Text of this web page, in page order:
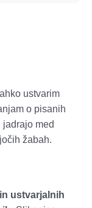
ustvarim
o pisanih
med
žabah.
ustvarjalnih